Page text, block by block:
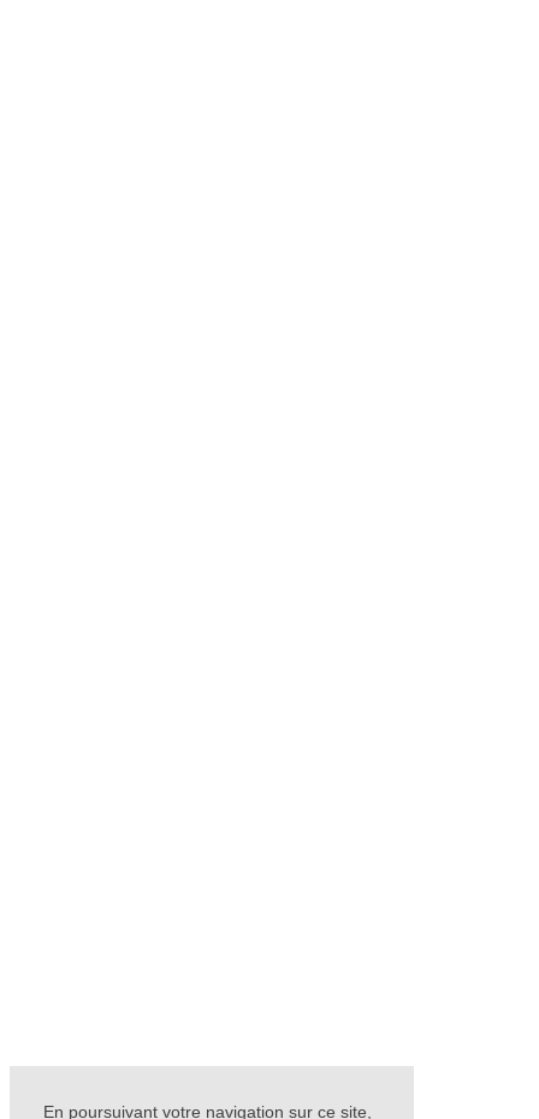
En poursuivant votre navigation sur ce site,